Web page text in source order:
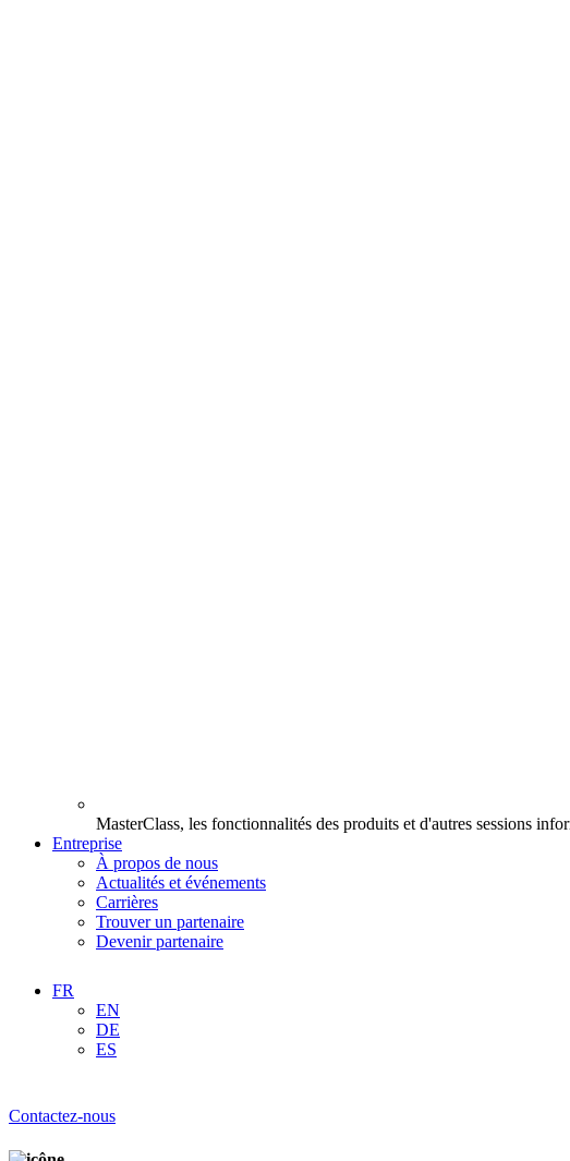
MasterClass, les fonctionnalités des produits et d'autres sessions
Entreprise
À propos de nous
Actualités et événements
Carrières
Trouver un partenaire
Devenir partenaire
FR
EN
DE
ES
Contactez-nous